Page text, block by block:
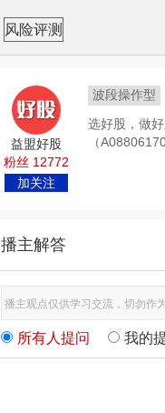
风险评测
益盟好股
粉丝 12772
加关注
波段操作型
选好股，做
（
播主解答
所有人提问 我的